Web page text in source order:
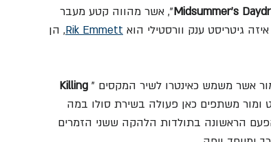
Midsummer's", אשר מהווה קטע מעבר
גיטריסט ענק וורסטילי הוא Rik Emmett, הן
אשר משמש כאינטרו לשיר המקסים " Killing
משתפים כאן פעולה בשירת סולו במה
הראשונה בתולדות הלהקה ששני הזמרים